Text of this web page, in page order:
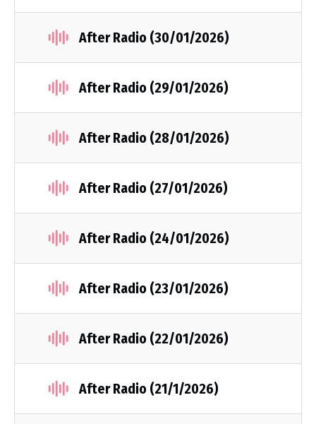
After Radio (30/01/2026)
After Radio (29/01/2026)
After Radio (28/01/2026)
After Radio (27/01/2026)
After Radio (24/01/2026)
After Radio (23/01/2026)
After Radio (22/01/2026)
After Radio (21/1/2026)